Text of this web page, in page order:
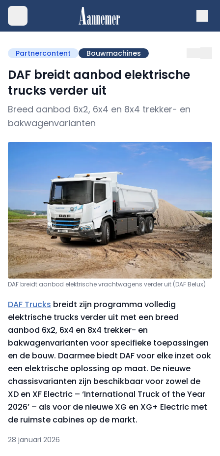
Partnercontent Bouwmachines
DAF breidt aanbod elektrische
trucks verder uit
Breed aanbod 6x2, 6x4 en 8x4 trekker- en
bakwagenvarianten
DAF breidt aanbod elektrische vrachtwagens verder uit (DAF Belux)
DAF Trucks breidt zijn programma volledig
elektrische trucks verder uit met een breed
aanbod 6x2, 6x4 en 8x4 trekker- en
bakwagenvarianten voor specifieke toepassingen
en de bouw. Daarmee biedt DAF voor elke inzet ook
een elektrische oplossing op maat. De nieuwe
chassisvarianten zijn beschikbaar voor zowel de
XD en XF Electric – ‘International Truck of the Year
2026’ – als voor de nieuwe XG en XG+ Electric met
de ruimste cabines op de markt.
28 januari 2026